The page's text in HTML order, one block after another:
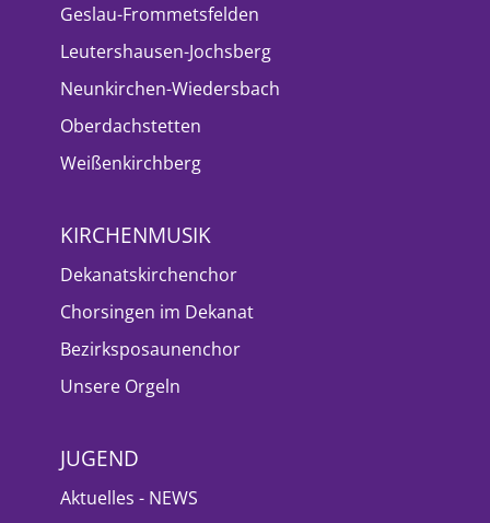
Geslau-Frommetsfelden
Leutershausen-Jochsberg
Neunkirchen-Wiedersbach
Oberdachstetten
Weißenkirchberg
KIRCHENMUSIK
Dekanatskirchenchor
Chorsingen im Dekanat
Bezirksposaunenchor
Unsere Orgeln
JUGEND
Aktuelles - NEWS